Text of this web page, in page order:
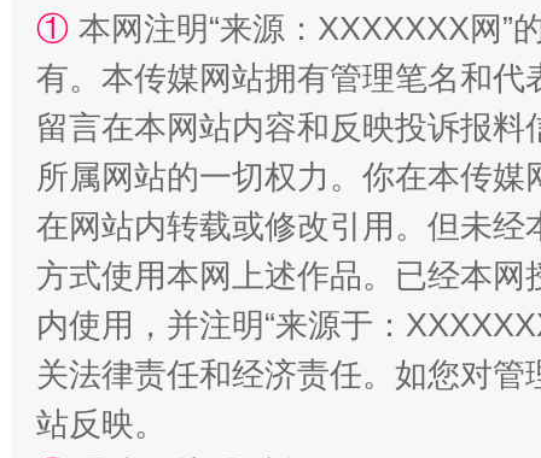
招工难、用工荒背后
① 本网注明“来源：XXXXXXX网”
有。本传媒网站拥有管理笔名和
留言在本网站内容和反映投诉报
所属网站的一切权力。你在本传
在网站内转载或修改引用。但未
方式使用本网上述作品。已经本
内使用，并注明“来源于：
关法律责任和经济责任。如您对
站反映。